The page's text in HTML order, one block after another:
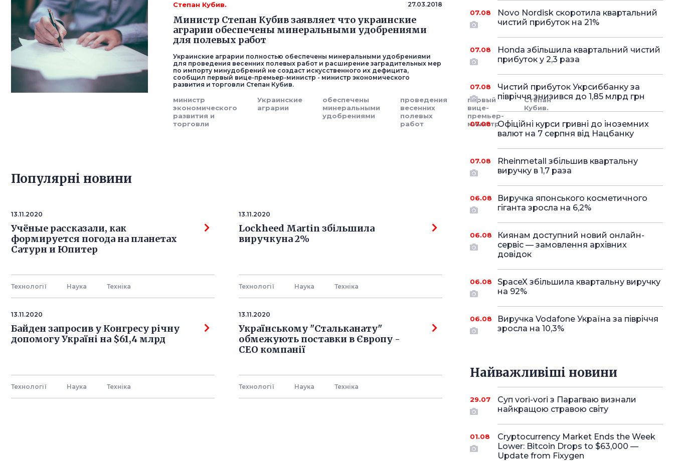
Степан Кубив. 27.03.2018
Министр Степан Кубив заявляет что украинские
аграрии обеспечены минеральными удобрениями
для полевых работ
Украинские аграрии полностью обеспечены минеральными удобрениями
для проведения весенних полевых работ и расширение заградительных мер
по импорту минудобрений не создаст искусственного их дефицита,
сообщил первый вице-премьер-министр - министр экономического
развития и торговли Степан Кубив.
министр
экономического
развития и
торговли
Украинские
аграрии
обеспечены
минеральными
удобрениями
проведения
весенних
полевых
работ
первый
вице-
премьер-
министр
Степан
Кубив.
Популярнi новини
13.11.2020
Учёные рассказали, как
формируется погода на планетах
Сатурн и Юпитер
Технології Наука Технiка
13.11.2020
Lockheed Martin збільшила
виручкуна 2%
Технології Наука Технiка
13.11.2020
Байден запросив у Конгресу річну
допомогу Україні на $61,4 млрд
Технології Наука Технiка
13.11.2020
Українському "Стальканату"
обмежують поставки в Європу -
СЕО компанії
Технології Наука Технiка
07.08
Novo Nordisk скоротила квартальний
чистий прибуток на 21%
07.08
Honda збільшила квартальний чистий
прибуток у 2,3 раза
07.08
Чистий прибуток Укрсиббанку за
півріччя знизився до 1,85 млрд грн
07.08
Офіційні курси гривні до іноземних
валют на 7 серпня від Нацбанку
07.08
Rheinmetall збільшив квартальну
виручку в 1,7 раза
06.08
Виручка японського косметичного
гіганта зросла на 6,2%
06.08
Киянам доступний новий онлайн-
сервіс — замовлення архівних
довідок
06.08
SpaceX збільшила квартальну виручку
на 92%
06.08
Виручка Vodafone Україна за півріччя
зросла на 10,3%
Найважливіші новини
29.07
Суп vori-vori з Парагваю визнали
найкращою стравою світу
01.08
Cryptocurrency Market Ends the Week
Lower: Bitcoin Drops to $63,000 —
Update from Fixygen